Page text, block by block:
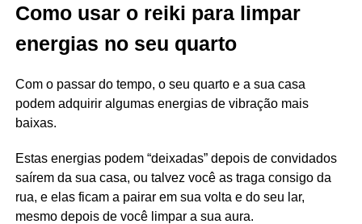
Como usar o reiki para limpar
energias no seu quarto
Com o passar do tempo, o seu quarto e a sua casa
podem adquirir algumas energias de vibração mais
baixas.
Estas energias podem “deixadas” depois de convidados
saírem da sua casa, ou talvez você as traga consigo da
rua, e elas ficam a pairar em sua volta e do seu lar,
mesmo depois de você limpar a sua aura.